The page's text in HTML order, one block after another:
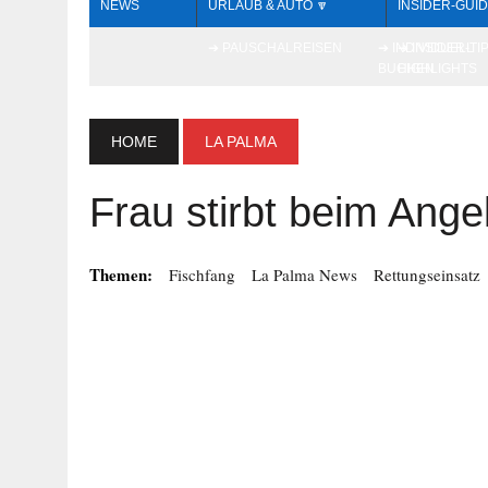
NEWS URLAUB & AUTO 🔽 INSIDER-
HOME LA PALMA
Frau stirbt beim
Themen: Fischfang La Palma News Rettungseinsatz